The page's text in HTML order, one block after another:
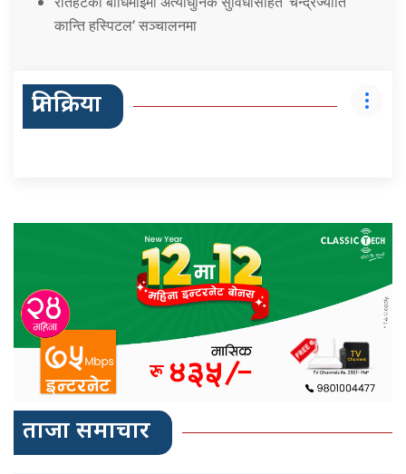
कान्ति हस्पिटल’ सञ्चालनमा
प्रतिक्रिया
ताजा समाचार